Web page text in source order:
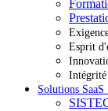
Esprit
Intégrité
Solutions SaaS